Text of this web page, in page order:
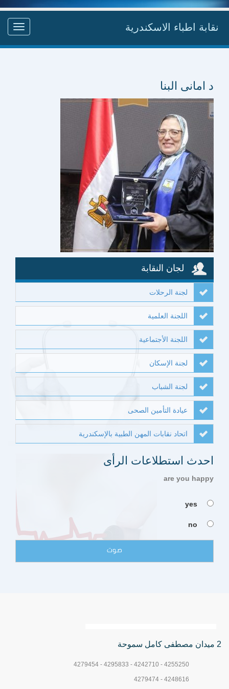
نقابة اطباء الاسكندرية
د امانى البنا
لجان النقابة
لجنة الرحلات
اللجنة العلمية
اللجنة الأجتماعية
لجنة الإسكان
لجنة الشباب
عيادة التأمين الصحى
اتحاد نقابات المهن الطبية بالإسكندرية
احدث استطلاعات الرأى
are you happy
yes
no
2 ميدان مصطفى كامل سموحة
4255250 - 4242710 - 4295833 - 4279454
4248616 - 4279474